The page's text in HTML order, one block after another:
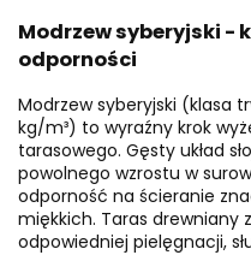
Modrzew syberyjski -
odporności
Modrzew syberyjski (klasa
kg/m³) to wyraźny krok
tarasowego. Gęsty układ
powolnego wzrostu w
odporność na ścieranie
miękkich. Taras drewniany
odpowiedniej pielęgnacji,